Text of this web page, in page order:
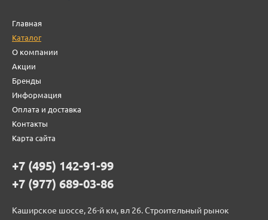
Главная
Каталог
О компании
Акции
Бренды
Информация
Оплата и доставка
Контакты
Карта сайта
+7 (495) 142-91-99
+7 (977) 689-03-86
Каширское шоссе, 26-й км, вл 26. Строительный рынок